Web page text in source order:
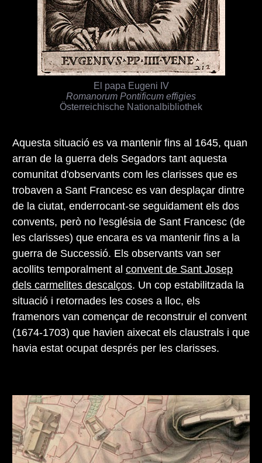
Aquesta situació es va mantenir fins al 1645, quan
arran de la guerra dels Segadors tant aquesta
comunitat d'observants com les clarisses que es
trobaven a Sant Francesc es van desplaçar dintre
de la ciutat, enderrocant-se seguidament els dos
convents, però no l'església de Sant Francesc (de
les clarisses) que encara es va mantenir fins a la
guerra de Successió. Els observants van ser
acollits temporalment al convent de Sant Josep
dels carmelites descalços. Un cop estabilitzada la
situació i retornades les coses a lloc, els
framenors van començar de reconstruir el convent
(1674-1703) que havien aixecat els claustrals i que
havia estat ocupat després per les clarisses.
El papa Eugeni IV
Romanorum Pontificum effigies
Österreichische Nationalbibliothek